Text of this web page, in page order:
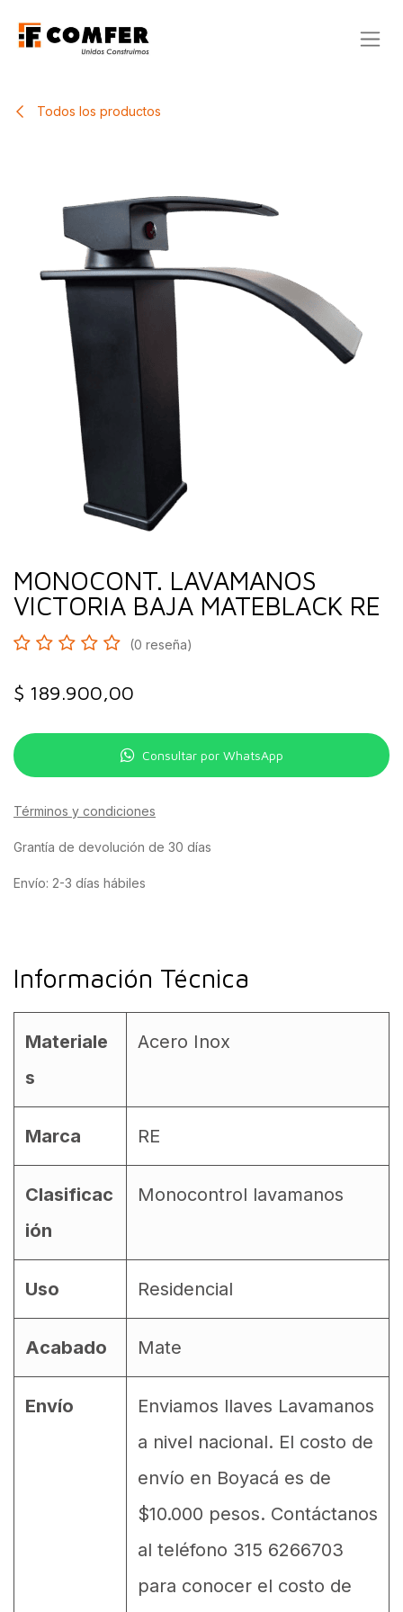
Todos los productos
MONOCONT. LAVAMANOS
VICTORIA BAJA MATEBLACK RE
(0 reseña)
$ 189.900,00
Consultar por WhatsApp
Términos y condiciones
Grantía de devolución de 30 días
Envío: 2-3 días hábiles
Información Técnica
Materiale
s
Acero Inox
Marca RE
Clasificac
ión
Monocontrol lavamanos
Uso Residencial
Acabado Mate
Envío
Enviamos llaves Lavamanos
a nivel nacional. El costo de
envío en Boyacá es de
$10.000 pesos. Contáctanos
al teléfono 315 6266703
para conocer el costo de